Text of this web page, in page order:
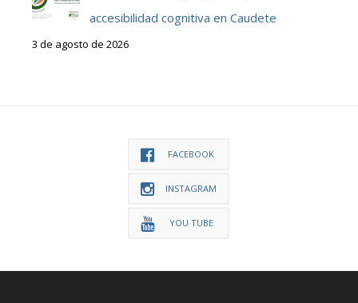
accesibilidad cognitiva en Caudete
3 de agosto de 2026
FACEBOOK
INSTAGRAM
YOU TUBE